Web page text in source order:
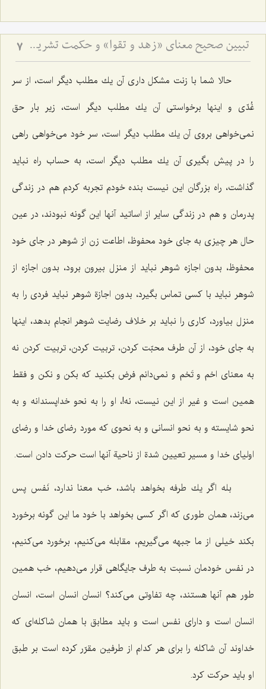
تبیین صحیح معنای «زهد و تقوا» و حکمت تشریع مساله ازدواج 7
حالا شما با زنت مشكل داری آن یك مطلب دیگر است، از سر
غُدّی و اینها برخواستی آن یك مطلب دیگر است، زیر بار حق
نمی‌خواهی بروی آن یك مطلب دیگر است، سر خود می‌خواهی راهی
را در پیش بگیری آن یك مطلب دیگر است، به حساب راه نباید
گذاشت، راه بزرگان این نیست بنده خودم تجربه كردم هم در زندگی
پدرمان و هم در زندگی سایر از اساتید آنها این گونه نبودند، در عین
حال هر چیزی به جای خود محفوظ، اطاعت زن از شوهر در جای خود
محفوظ، بدون اجازه شوهر نباید از منزل بیرون برود، بدون اجازه از
شوهر نباید با كسی تماس بگیرد، بدون اجازة شوهر نباید فردی را به
منزل بیاورد، كاری را نباید بر خلاف رضایت شوهر انجام بدهد، اینها
به جای خود، از آن طرف محبّت كردن، تربیت كردن، تربیت كردن نه
به معنای اخم و تَخم و نمی‌دانم فرض بكنید كه بكن و نكن و فقط
همین است و غیر از این نیست، نه!، او را به نحو خداپسندانه و به
نحو شایسته و به نحو انسانی و به نحوی كه مورد رضای خدا و رضای
اولیای خدا و مسیر تعیین شدة از ناحیة آنها است حركت دادن است.
بله اگر یك طرفه بخواهد باشد، خب معنا ندارد، نَفس پس
می‌زند، همان طوری كه اگر كسی بخواهد با خود ما این گونه برخورد
بكند خیلی از ما جبهه می‌گیریم، مقابله می‌كنیم، برخورد می‌كنیم،
در نفس خودمان نسبت به طرف جایگاهی قرار می‌دهیم، خب همین
طور هم آنها هستند، چه تفاوتی می‌كند؟ انسان انسان است، انسان
انسان است و دارای نفس است و باید مطابق با همان شاكله‌ای كه
خداوند آن شاكله را برای هر كدام از طرفین مقرّر كرده است بر طبق
او باید حركت كرد.